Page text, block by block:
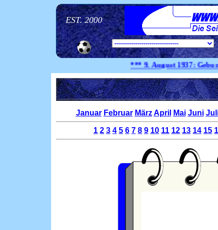
EST. 2000
*** 9. August1937:
Januar Februar März April Mai Juni
1 2 3 4 5 6 7 8 9 10 11 12 13 14 15